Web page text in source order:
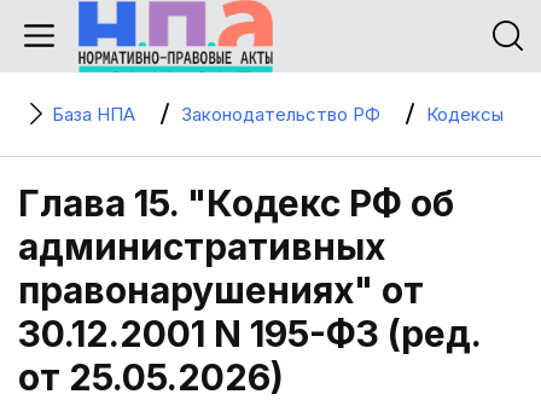
База НПА Законодательство РФ Кодексы
Глава 15. "Кодекс РФ об
административных
правонарушениях" от
30.12.2001 N 195-ФЗ (ред.
от 25.05.2026)